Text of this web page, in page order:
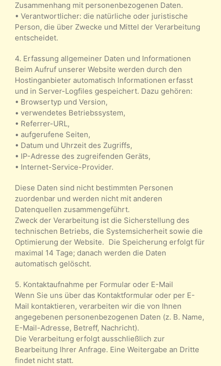
Zusammenhang mit personenbezogenen Daten.
• Verantwortlicher: die natürliche oder juristische
Person, die über Zwecke und Mittel der Verarbeitung
entscheidet.
4. Erfassung allgemeiner Daten und Informationen
Beim Aufruf unserer Website werden durch den
Hostinganbieter automatisch Informationen erfasst
und in Server-Logfiles gespeichert. Dazu gehören:
• Browsertyp und Version,
• verwendetes Betriebssystem,
• Referrer-URL,
• aufgerufene Seiten,
• Datum und Uhrzeit des Zugriffs,
• IP-Adresse des zugreifenden Geräts,
• Internet-Service-Provider.
Diese Daten sind nicht bestimmten Personen
zuordenbar und werden nicht mit anderen
Datenquellen zusammengeführt.
Zweck der Verarbeitung ist die Sicherstellung des
technischen Betriebs, die Systemsicherheit sowie die
Optimierung der Website. Die Speicherung erfolgt für
maximal 14 Tage; danach werden die Daten
automatisch gelöscht.
5. Kontaktaufnahme per Formular oder E-Mail
Wenn Sie uns über das Kontaktformular oder per E-
Mail kontaktieren, verarbeiten wir die von Ihnen
angegebenen personenbezogenen Daten (z. B. Name,
E-Mail-Adresse, Betreff, Nachricht).
Die Verarbeitung erfolgt ausschließlich zur
Bearbeitung Ihrer Anfrage. Eine Weitergabe an Dritte
findet nicht statt.